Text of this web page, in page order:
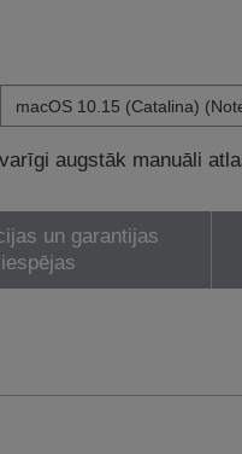
augstāk manuāli
un garantijas
iespējas